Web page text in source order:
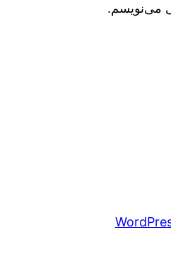
می‌نویسم.